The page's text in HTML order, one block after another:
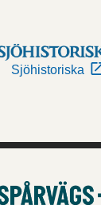
Sjöhistoriska